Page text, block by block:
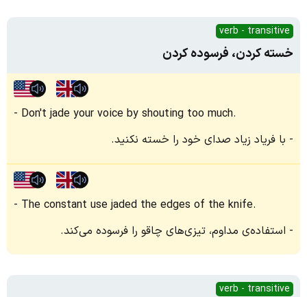
verb - transitive
خسته کردن، فرسوده کردن
Don't jade your voice by shouting too much.
با فریاد زیاد صدای خود را خسته نکنید.
The constant use jaded the edges of the knife.
استفاده‌ی مداوم، تیزی‌های چاقو را فرسوده می‌کند.
verb - transitive